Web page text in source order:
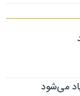
می‌شود